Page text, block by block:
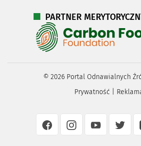
PARTNER
© 2026Portal Odnawialnych
Prywatność